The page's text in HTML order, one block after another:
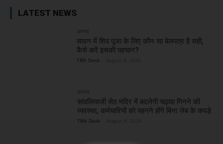
LATEST NEWS
आस्था
सावन में शिव पूजा के लिए कौन सा बेलपत्र है सही,
कैसे करें इसकी पहचान?
TBN Desk
आस्था
सांवलियाजी सेठ मंदिर में बदलेगी चढ़ावा गिनने की
व्यवस्था, कर्मचारियों को पहनने होंगे बिना जेब के कपड़े
TBN Desk